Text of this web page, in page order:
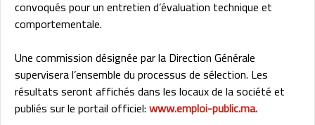
convoqués pour un entretien d’évaluation technique et
comportementale.
Une commission désignée par la Direction Générale
supervisera l’ensemble du processus de sélection. Les
résultats seront affichés dans les locaux de la société et
publiés sur le portail officiel:www.emploi-public.ma.